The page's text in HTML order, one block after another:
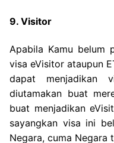
9. Visitor
Apabila Kamu belum
visa eVisitor ataupun
dapat menjadikan
diutamakan buat
buat menjadikan
sayangkan visa ini
Negara, cuma Negara